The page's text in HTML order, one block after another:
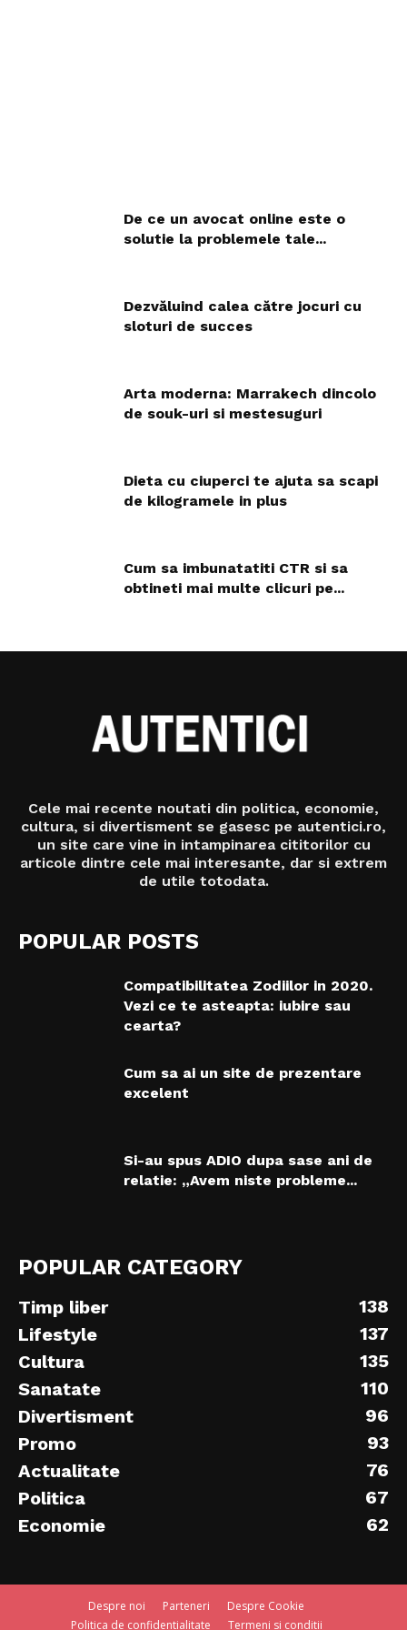
De ce un avocat online este o
solutie la problemele tale...
Dezvăluind calea către jocuri cu
sloturi de succes
Arta moderna: Marrakech dincolo
de souk-uri si mestesuguri
Dieta cu ciuperci te ajuta sa scapi
de kilogramele in plus
Cum sa imbunatatiti CTR si sa
obtineti mai multe clicuri pe...
Cele mai recente noutati din politica, economie,
cultura, si divertisment se gasesc pe autentici.ro,
un site care vine in intampinarea cititorilor cu
articole dintre cele mai interesante, dar si extrem
de utile totodata.
POPULAR POSTS
Compatibilitatea Zodiilor in 2020.
Vezi ce te asteapta: iubire sau
cearta?
Cum sa ai un site de prezentare
excelent
Si-au spus ADIO dupa sase ani de
relatie: „Avem niste probleme...
POPULAR CATEGORY
Timp liber
138
Lifestyle
137
Cultura
135
Sanatate
110
Divertisment
96
Promo
93
Actualitate
76
Politica
67
Economie
62
Despre noi Parteneri
Despre Cookie
Politica de confidentialitate
Termeni si conditii